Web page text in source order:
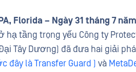
Florida – Ngày 31 tháng 7
hạ tầng trọng yếu Công ty
Tây Dương) đã đưa hai giải
đây là Transfer Guard ) và